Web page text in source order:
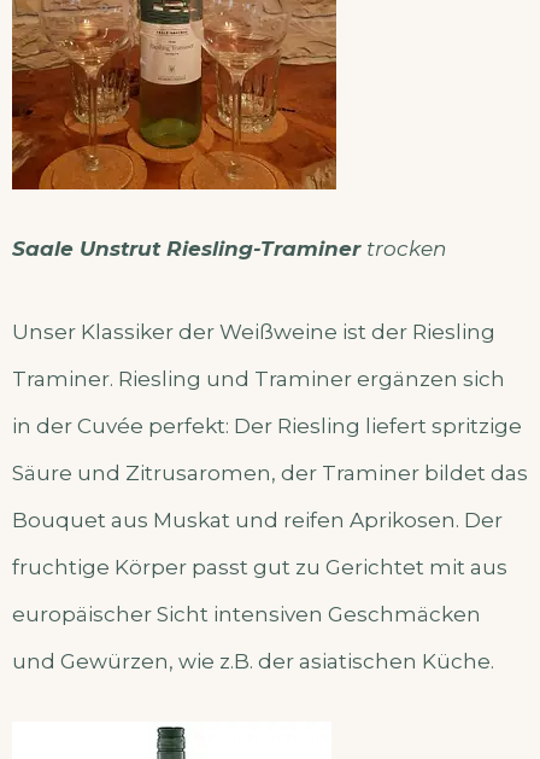
Saale Unstrut Riesling-Traminer trocken
Unser Klassiker der Weißweine ist der Riesling
Traminer. Riesling und Traminer ergänzen sich
in der Cuvée perfekt: Der Riesling liefert spritzige
Säure und Zitrusaromen, der Traminer bildet das
Bouquet aus Muskat und reifen Aprikosen. Der
fruchtige Körper passt gut zu Gerichtet mit aus
europäischer Sicht intensiven Geschmäcken
und Gewürzen, wie z.B. der asiatischen Küche.